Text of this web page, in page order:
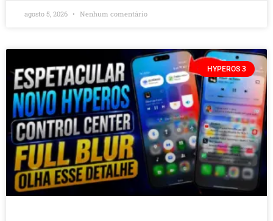
agosto 5, 2026 Nenhum comentário
HYPEROS 3